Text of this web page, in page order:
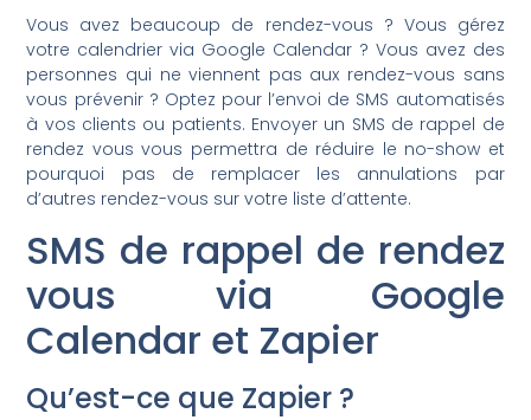
Vous avez beaucoup de rendez-vous ? Vous gérez
votre calendrier via Google Calendar ? Vous avez des
personnes qui ne viennent pas aux rendez-vous sans
vous prévenir ? Optez pour l’envoi de SMS automatisés
à vos clients ou patients. Envoyer un SMS de rappel de
rendez vous vous permettra de réduire le no-show et
pourquoi pas de remplacer les annulations par
d’autres rendez-vous sur votre liste d’attente.
SMS de rappel de rendez
vous via Google
Calendar et Zapier
Qu’est-ce que Zapier ?